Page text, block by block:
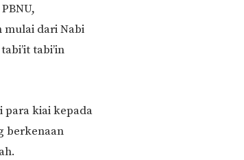
mulai dari Nabi
tabi’in
para kiai kepada
berkenaan